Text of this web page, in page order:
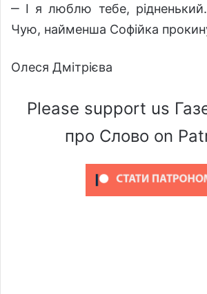
‒ І я люблю тебе,
Чую, найменша Софійка
Олеся Дмітрієва
Please support us
про Слово on